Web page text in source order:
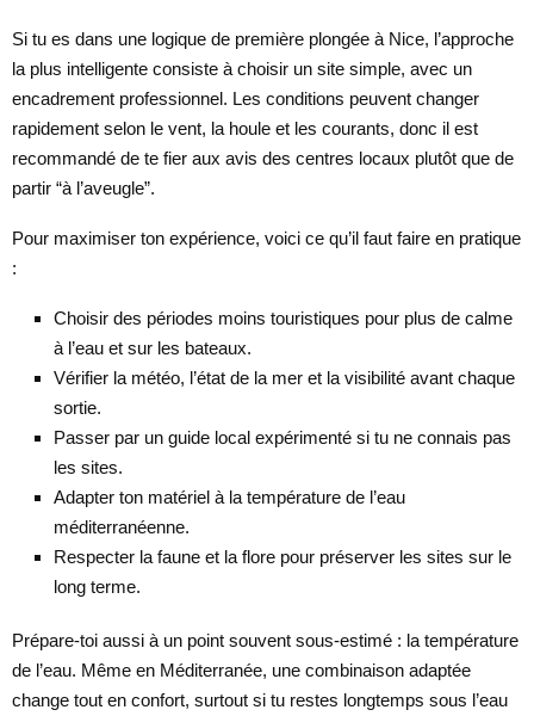
Si tu es dans une logique de première plongée à Nice, l’approche
la plus intelligente consiste à choisir un site simple, avec un
encadrement professionnel. Les conditions peuvent changer
rapidement selon le vent, la houle et les courants, donc il est
recommandé de te fier aux avis des centres locaux plutôt que de
partir “à l’aveugle”.
Pour maximiser ton expérience, voici ce qu’il faut faire en pratique
:
Choisir des périodes moins touristiques pour plus de calme
à l’eau et sur les bateaux.
Vérifier la météo, l’état de la mer et la visibilité avant chaque
sortie.
Passer par un guide local expérimenté si tu ne connais pas
les sites.
Adapter ton matériel à la température de l’eau
méditerranéenne.
Respecter la faune et la flore pour préserver les sites sur le
long terme.
Prépare-toi aussi à un point souvent sous-estimé : la température
de l’eau. Même en Méditerranée, une combinaison adaptée
change tout en confort, surtout si tu restes longtemps sous l’eau